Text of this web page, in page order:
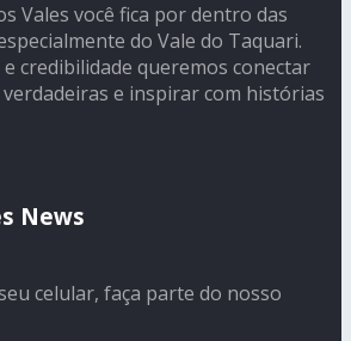
Vales você fica por dentro das
do Vale do Taquari.
credibilidade queremos conectar
e inspirar com histórias
News
celular, faça parte do nosso